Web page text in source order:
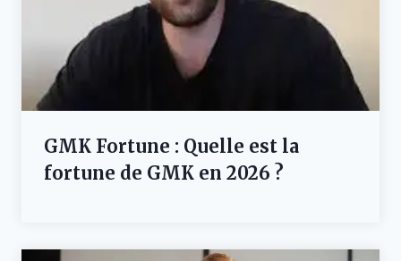
GMK Fortune : Quelle est la
fortune de GMK en 2026 ?